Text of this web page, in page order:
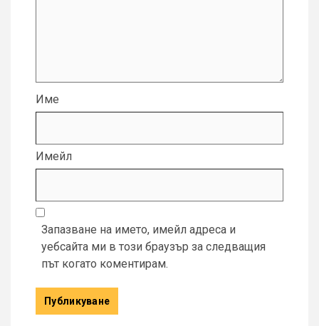
Име
Имейл
Запазване на името, имейл адреса и
уебсайта ми в този браузър за следващия
път когато коментирам.